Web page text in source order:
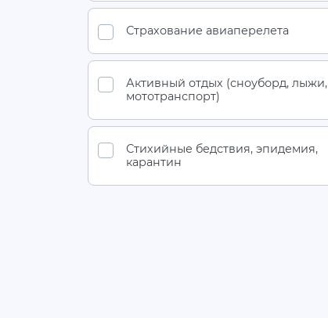
Страхование авиаперелета
Активный отдых (сноуборд, лыжи,
мототранспорт)
Стихийные бедствия, эпидемия,
карантин